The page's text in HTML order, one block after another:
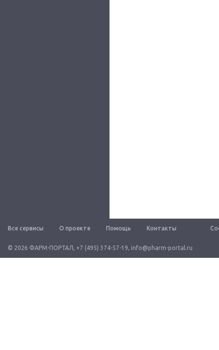
Все сервисы О проекте Помощь Контакты
© 2026 ФАРМ-ПОРТАЛ, +7 (495) 374-57-19, info@pharm-portal.ru